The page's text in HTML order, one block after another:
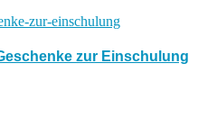
zur Einschulung